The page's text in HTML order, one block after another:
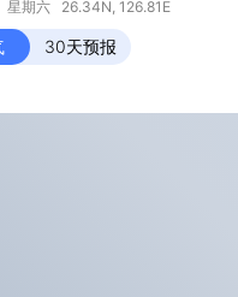
期六 26.34N, 126.81E
30天预报